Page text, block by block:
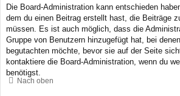
Die Board-Administration kann entschieden
dem du einen Beitrag erstellt hast, die Beiträge
müssen. Es ist auch möglich, dass die
Gruppe von Benutzern hinzugefügt hat, bei
begutachten möchte, bevor sie auf der Seite
kontaktiere die Board-Administration, wenn du
benötigst.
Nach oben